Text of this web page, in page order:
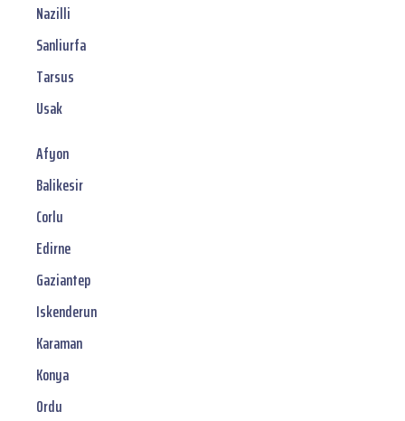
Nazilli
Sanliurfa
Tarsus
Usak
Afyon
Balikesir
Corlu
Edirne
Gaziantep
Iskenderun
Karaman
Konya
Ordu